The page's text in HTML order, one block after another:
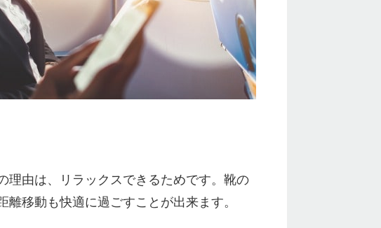
理由は、リラックスできるためです。靴の
移動も快適に過ごすことが出来ます。